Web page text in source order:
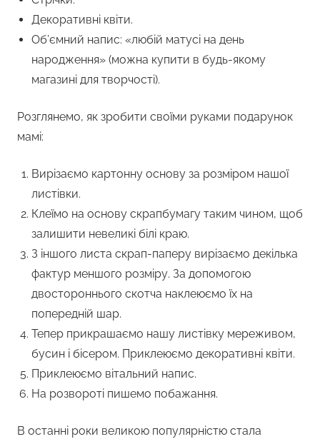
Декоративні квіти.
Об’ємний напис: «любій матусі на день
народження» (можна купити в будь-якому
магазині для творчості).
Розглянемо, як зробити своїми руками подарунок
мамі:
Вирізаємо картонну основу за розміром нашої
листівки.
Клеїмо на основу скрапбумагу таким чином, щоб
залишити невеликі білі краю.
З іншого листа скрап-паперу вирізаємо декілька
фактур меншого розміру. За допомогою
двостороннього скотча наклеюємо їх на
попередній шар.
Тепер прикрашаємо нашу листівку мереживом,
бусин і бісером. Приклеюємо декоративні квіти.
Приклеюємо вітальний напис.
На розвороті пишемо побажання.
В останні роки великою популярністю стала